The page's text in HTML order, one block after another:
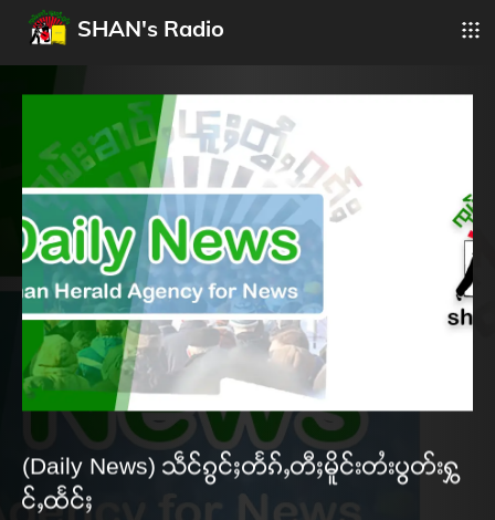
SHAN's Radio
(Daily News) သဵင်ၵွင်ႈတႅၵ်ႇတီႈမိူင်းတႆးပွတ်းႁွ
င်ႇထႅင်ႈ